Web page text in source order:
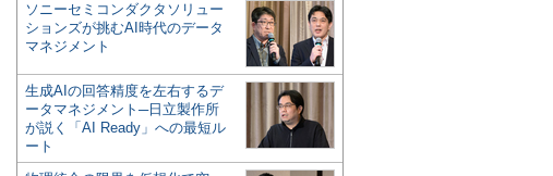
ソニーセミコンダクタソリュー
ションズが挑むAI時代のデータ
マネジメント
生成AIの回答精度を左右するデ
ータマネジメント─日立製作所
が説く「AI Ready」への最短ル
ート